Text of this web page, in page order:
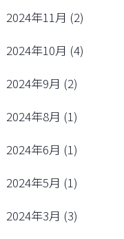
2024年11月 (2)
2024年10月 (4)
2024年9月 (2)
2024年8月 (1)
2024年6月 (1)
2024年5月 (1)
2024年3月 (3)